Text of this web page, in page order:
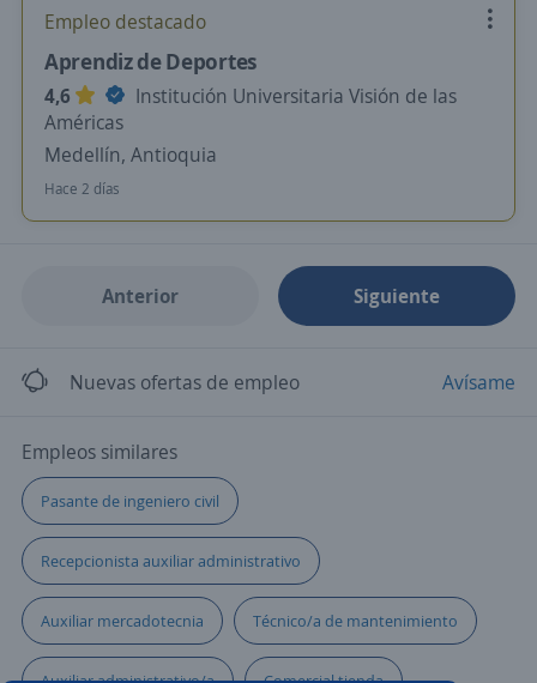
Empleo destacado
Aprendiz de Deportes
4,6
Institución Universitaria Visión de las
Américas
Medellín, Antioquia
Hace 2 días
Anterior Siguiente
Nuevas ofertas de empleo Avísame
Empleos similares
Pasante de ingeniero civil
Recepcionista auxiliar administrativo
Auxiliar mercadotecnia Técnico/a de mantenimiento